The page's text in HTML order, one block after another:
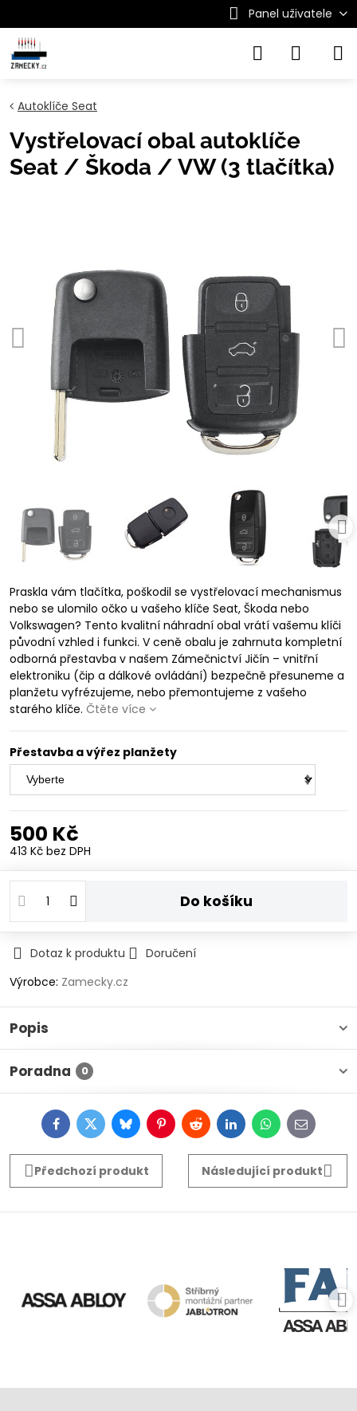
Panel uživatele
Autoklíče Seat
Vystřelovací obal autoklíče
Seat / Škoda / VW (3 tlačítka)
Praskla vám tlačítka, poškodil se vystřelovací mechanismus
nebo se ulomilo očko u vašeho klíče Seat, Škoda nebo
Volkswagen? Tento kvalitní náhradní obal vrátí vašemu klíči
původní vzhled i funkci. V ceně obalu je zahrnuta kompletní
odborná přestavba v našem Zámečnictví Jičín – vnitřní
elektroniku (čip a dálkové ovládání) bezpečně přesuneme a
planžetu vyfrézujeme, nebo přemontujeme z vašeho
starého klíče. Čtěte více
Přestavba a výřez planžety
500 Kč
413 Kč bez DPH
Do košíku
Dotaz k produktu
Doručení
Výrobce: Zamecky.cz
Popis
Poradna 0
FacebookTwitterBlueskyPinterestRedditLinkedInWhatsApp
E-
mail
Předchozí produkt
Následující produkt